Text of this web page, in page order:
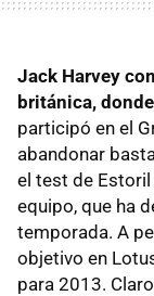
Jack Harvey
británica,
participó en el
abandonar
el test de Estoril
equipo, que ha
temporada. A
objetivo en
para 2013.